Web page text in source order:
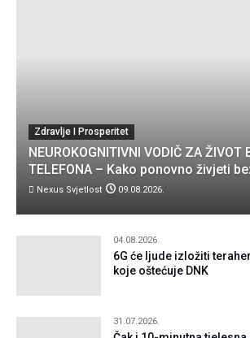
Zdravlje I Prosperitet
NEUROKOGNITIVNI VODIČ ZA ŽIVOT
TELEFONA – Kako ponovno živjeti
Nexus Svjetlost 09.08.2026.
04.08.2026.
6G će ljude izložiti
koje oštećuje DNK
31.07.2026.